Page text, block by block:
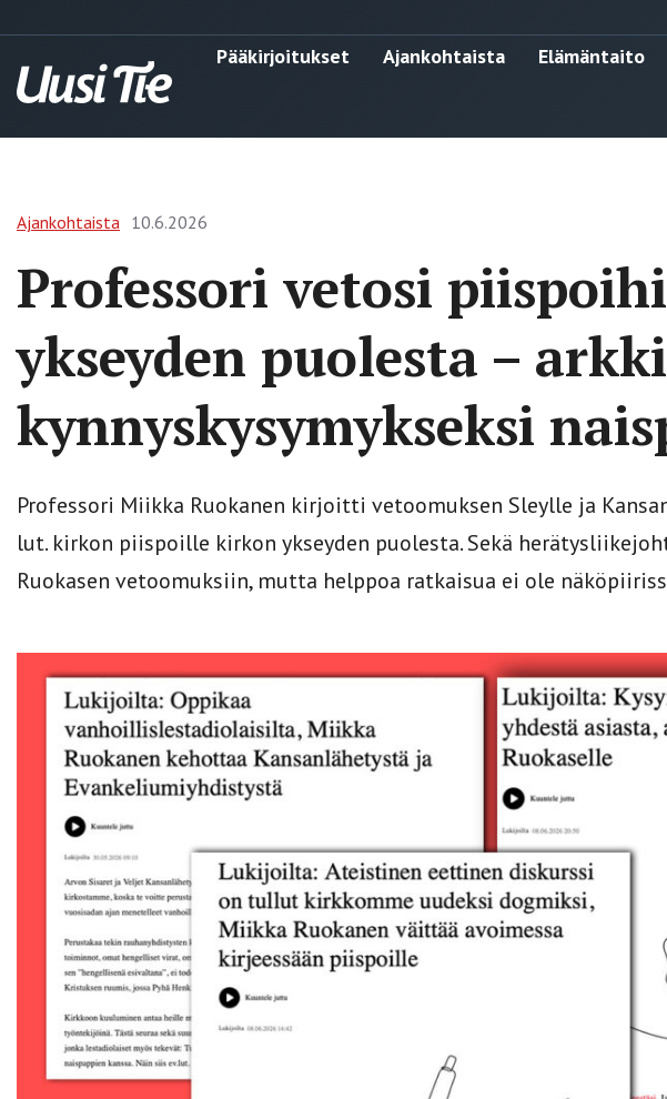
Pääkirjoitukset Ajankohtaista Elämäntaito
Ajankohtaista 10.6.2026
Professori vetosi
ykseyden puolesta –
kynnyskysymykseksi
Professori Miikka Ruokanen kirjoitti vetoomuksen Sleylle ja
lut. kirkon piispoille kirkon ykseyden puolesta. Sekä
Ruokasen vetoomuksiin, mutta helppoa ratkaisua ei ole